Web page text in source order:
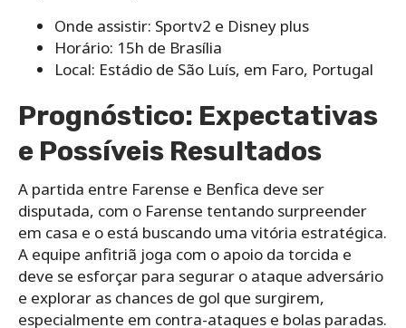
Onde assistir: Sportv2 e Disney plus
Horário: 15h de Brasília
Local: Estádio de São Luís, em Faro, Portugal
Prognóstico: Expectativas
e Possíveis Resultados
A partida entre Farense e Benfica deve ser
disputada, com o Farense tentando surpreender
em casa e o está buscando uma vitória estratégica.
A equipe anfitriã joga com o apoio da torcida e
deve se esforçar para segurar o ataque adversário
e explorar as chances de gol que surgirem,
especialmente em contra-ataques e bolas paradas.